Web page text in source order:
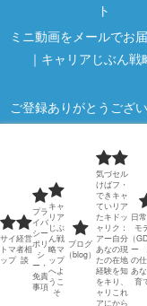
ト
ミニ動画をメールでお
｜キャリアじぶん戦
ご登録ありがとうござ
ニ動画のご案内
指導者向け講座
指導者・メンターのた
ページ
日常業務で若手は育つ
のための若手育成
サイ
トマ
ップ
経営
者相
談
プラ
イバ
シー
ポリ
シ
ー・
免責
事項
キャ
リア
じぶ
ん戦
略マ
ップ
へよ
うこ
そ
ブログ
（blog）
気づ
けば
でき
てい
たキ
ャリ
アー
あな
たの
経験
をキ
ャリ
アに
セル
フ・
キャ
リア
ドッ
ク：
自分
の現
在地
を知
り、
これ
から
日
モ
（
ー
の
あ
育